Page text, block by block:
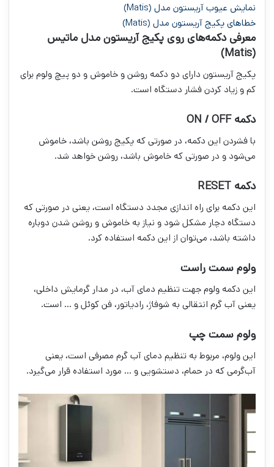
نمایش عیوب آریستون مدل (Matis)
خطاهای پکیج آریستون مدل (Matis)
معرفی دکمه‌های روی پکیج آریستون مدل ماتیس
(Matis)
پکیج آریستون دارای دو دکمه روشن و خاموش و دو پیچ ولوم برای
کم و زیاد کردن فشار دستگاه است.
دکمه ON / OFF
با فشردن این دکمه، در صورتی که پکیج روشن باشد، خاموش
می‌شود و در صورتی که خاموش باشد، روشن خواهد شد.
دکمه RESET
این دکمه برای راه اندازی مجدد دستگاه است، یعنی در صورتی که
دستگاه دچار مشکل شود و نیاز به خاموش و روشن شدن دوباره
داشته باشد، می‌توان از این دکمه استفاده کرد.
ولوم سمت راست
این دکمه ولوم جهت تنظیم دمای آب، در مدار گرمایش داخلی،
یعنی آب گرم انتقالی به شوفاژ، رادیاتور، فن کوئل و … است.
ولوم سمت چپ
این ولوم، مربوط به تنظیم دمای آب گرم مصرفی است، یعنی
آب‌گرمی که در حمام، دستشویی و … مورد استفاده قرار می‌گیرد.